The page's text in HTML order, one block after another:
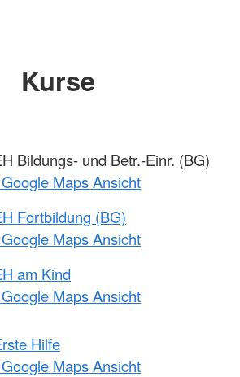
Kurse
Bildungs- und Betr.-Einr. (BG)
Maps Ansicht
Fortbildung (BG)
Maps Ansicht
am Kind
Maps Ansicht
Hilfe
Maps Ansicht